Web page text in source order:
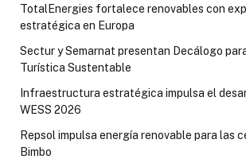
TotalEnergies fortalece renovables con
estratégica en Europa
Sectur y Semarnat presentan Decálogo
Turística Sustentable
Infraestructura estratégica impulsa el
WESS 2026
Repsol impulsa energía renovable para las
Bimbo